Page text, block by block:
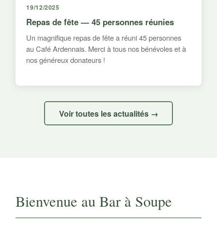
19/12/2025
Repas de fête — 45 personnes réunies
Un magnifique repas de fête a réuni 45 personnes
au Café Ardennais. Merci à tous nos bénévoles et à
nos généreux donateurs !
Voir toutes les actualités →
Bienvenue au Bar à Soupe